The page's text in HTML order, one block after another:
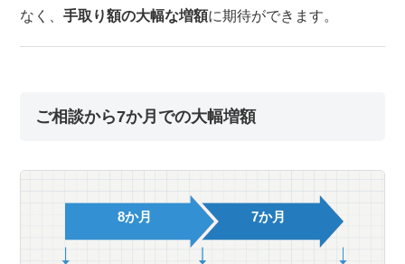
なく、手取り額の大幅な増額に期待ができます。
ご相談から7か月での大幅増額
8か月 7か月